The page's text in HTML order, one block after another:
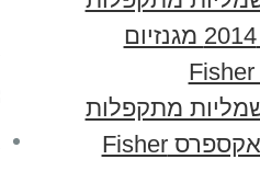
פישר גולד 2014 מגנזיום
מתקפלות
פישר דגם אקספרס Fisher